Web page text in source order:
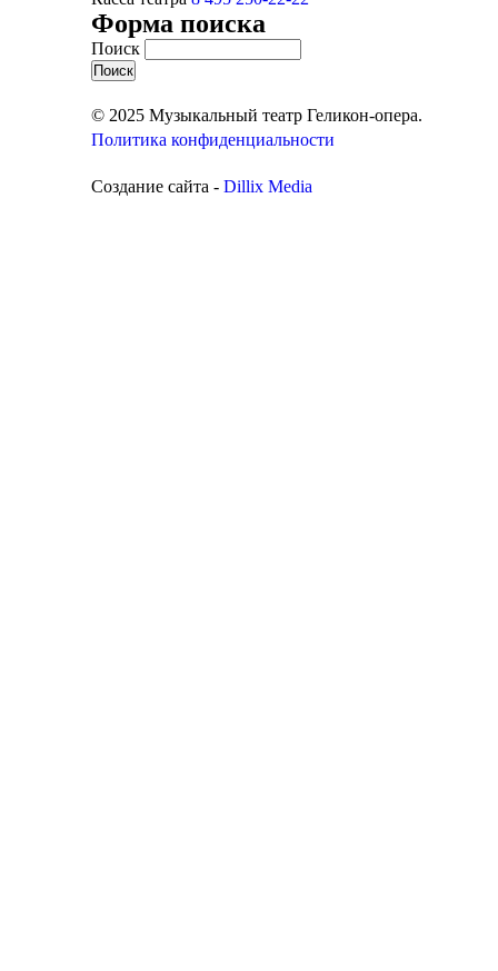
Форма поиска
Поиск
© 2025 Музыкальный театр Геликон-опера.
Политика конфиденциальности
Создание сайта - Dillix Media